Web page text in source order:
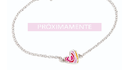
VER AÑADIR